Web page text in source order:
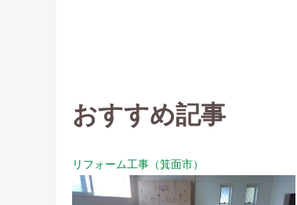
おすすめ記事
リフォーム工事（箕面市）